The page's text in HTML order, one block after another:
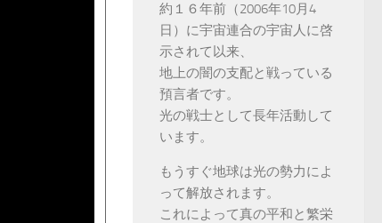
約１６年前（2006年10月4
日）に宇宙連合の宇宙人に啓
示されて以来、
地上の闇の支配と戦っている
預言者です。
光の戦士として長年活動して
います。
もうすぐ地球は光の勢力によ
って解放されます。
これによって真の平和と繁栄